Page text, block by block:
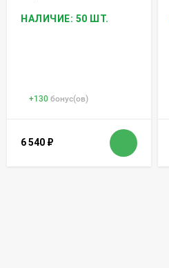
НАЛИЧИЕ: 50 ШТ.
+130 бонус(ов)
6 540 ₽